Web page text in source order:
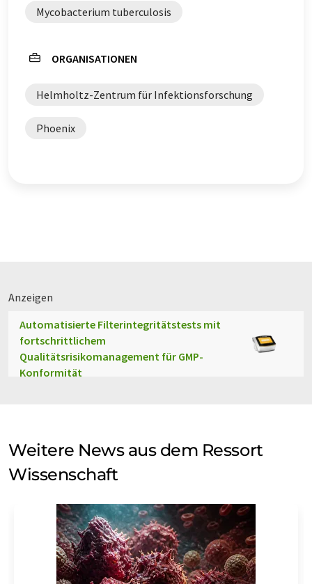
Mycobacterium tuberculosis
ORGANISATIONEN
Helmholtz-Zentrum für Infektionsforschung
Phoenix
Anzeigen
Automatisierte Filterintegritätstests mit
fortschrittlichem
Qualitätsrisikomanagement für GMP-
Konformität
Weitere News aus dem Ressort
Wissenschaft